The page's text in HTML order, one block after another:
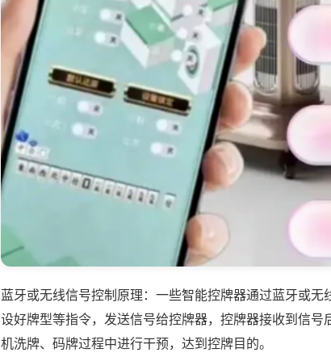
蓝牙或无线信号控制原理：一些智能控牌器通过蓝牙或
设好牌型等指令，发送信号给控牌器，控牌器接收到信
机洗牌、码牌过程中进行干预，达到控牌目的。